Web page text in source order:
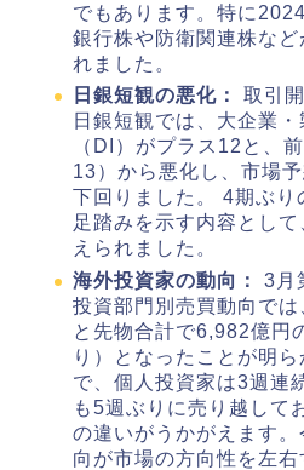
でもあります。特に
銀行株や防衛関連株な
れました。
日銀短観の悪化：
取引
日銀短観では、大企業
（DI）がプラス12と、
13）から悪化し、市場
下回りました。 4期ぶ
足踏みを示す内容とし
えられました。
海外投資家の動向：
3月
投資部門別売買動向で
と先物合計で6,982億円
り）となったことが明
で、個人投資家は3週連
も5週ぶりに売り越して
の違いがうかがえます
向が市場の方向性を左右